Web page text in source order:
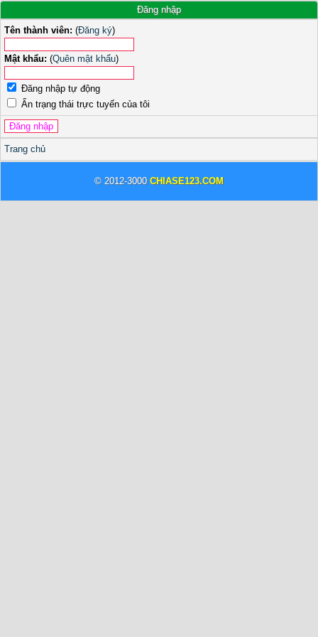
Đăng nhập
Tên thành viên: (Đăng ký)
Mật khẩu: (Quên mật khẩu)
Đăng nhập tự động
Ẩn trạng thái trực tuyến của tôi
Trang chủ
© 2012-3000 CHIASE123.COM